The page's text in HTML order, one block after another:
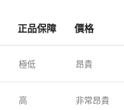
正品保障 價格
極低 昂貴
高 非常昂貴